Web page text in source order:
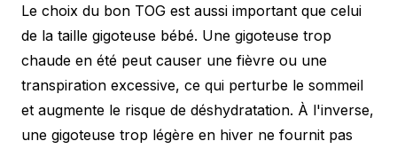
Le choix du bon TOG est aussi important que celui
de la taille gigoteuse bébé. Une gigoteuse trop
chaude en été peut causer une fièvre ou une
transpiration excessive, ce qui perturbe le sommeil
et augmente le risque de déshydratation. À l'inverse,
une gigoteuse trop légère en hiver ne fournit pas